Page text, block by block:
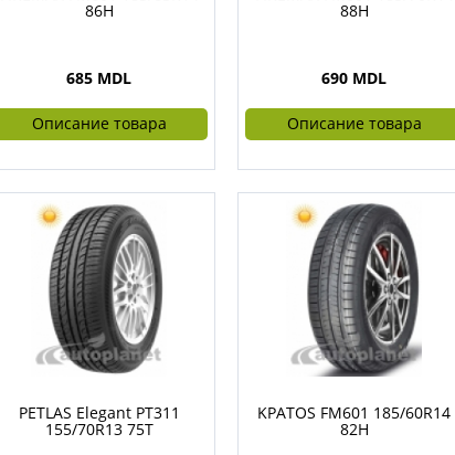
86H
685 MDL
Описание товара
88H
690 MDL
Описание товара
PETLAS Elegant PT311
155/70R13 75T
KPATOS FM601 185/60R14
82H